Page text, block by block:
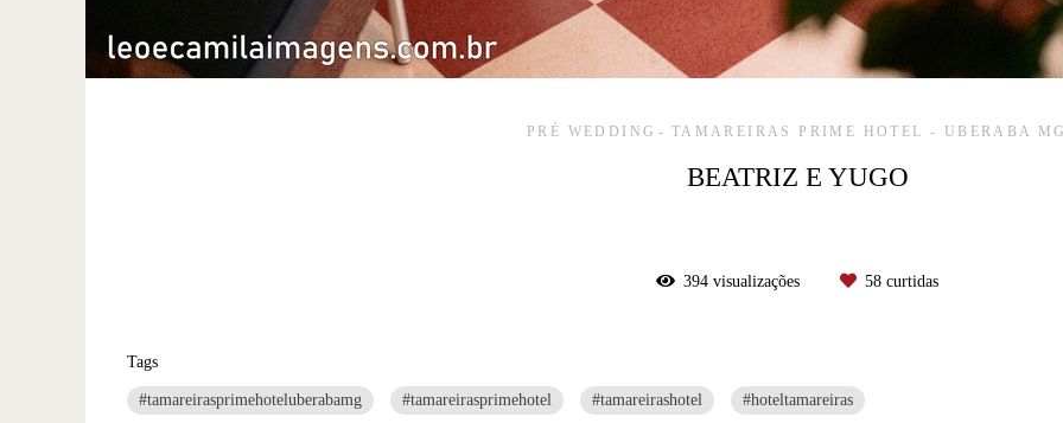
PRÉ WEDDING TAMAREIRAS PRIME HOTEL - UBERABA
BEATRIZ E YUGO
394 visualizações 58 curtidas
Tags
#tamareirasprimehoteluberabamg #tamareirasprimehotel #tamareirashotel #hoteltamareiras